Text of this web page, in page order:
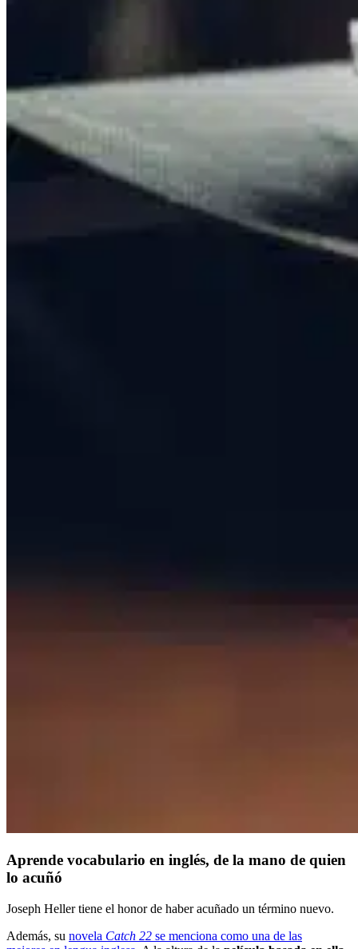
Aprende vocabulario en inglés, de la mano de quien
lo acuñó
Joseph Heller tiene el honor de haber acuñado un término nuevo.
Además, su novela Catch 22 se menciona como una de las